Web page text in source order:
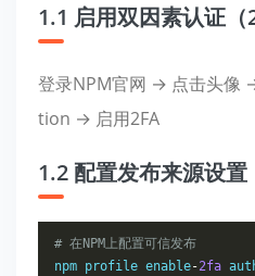
1.1 启用双因素认证（
登录NPM官网 → 点击头
tion → 启用2FA
1.2 配置发布来源设置
# 在NPM上配置可信发布
npm profile enable-2fa